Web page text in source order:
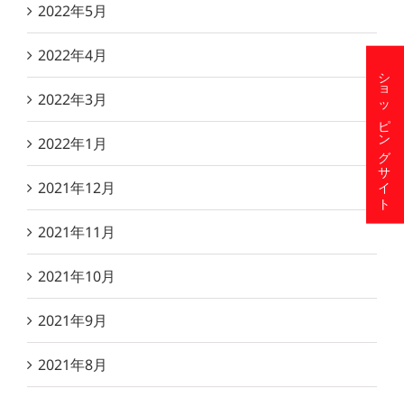
2022年5月
2022年4月
2022年3月
2022年1月
2021年12月
2021年11月
2021年10月
2021年9月
2021年8月
ショッピングサイト